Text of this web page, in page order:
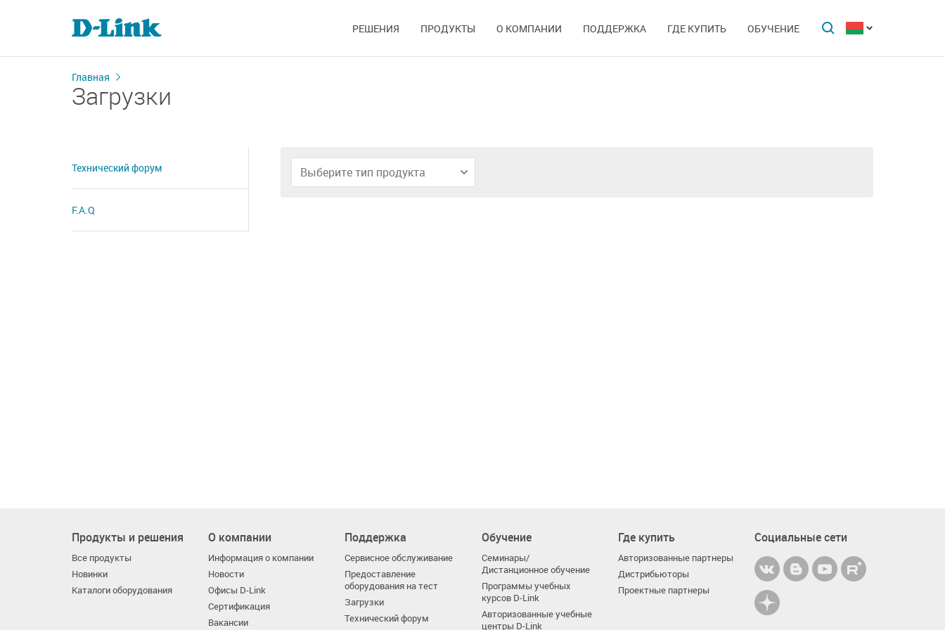
РЕШЕНИЯ ПРОДУКТЫ О КОМПАНИИ ПОДДЕРЖКА ГДЕ КУПИТЬ ОБУЧЕНИЕ
Главная
Загрузки
Технический форум
F.A.Q
Выберите тип продукта
Продукты и решения
Все продукты
Новинки
Каталоги оборудования
О компании
Информация о компании
Новости
Офисы D-Link
Сертификация
Вакансии
Поддержка
Сервисное обслуживание
Предоставление
оборудования на тест
Загрузки
Технический форум
Обучение
Семинары/
Дистанционное обучение
Программы учебных
курсов D-Link
Авторизованные учебные
центры D-Link
Где купить
Авторизованные партнеры
Дистрибьюторы
Проектные партнеры
Социальные сети